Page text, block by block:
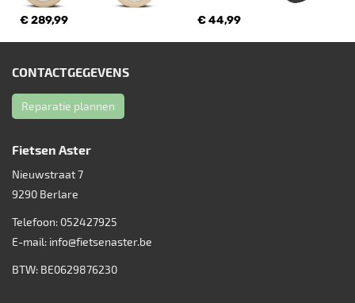
€ 289,99 € 44,99
CONTACTGEGEVENS
Reparatie plannen
Fietsen Aster
Nieuwstraat 7
9290 Berlare
Telefoon: 052427925
E-mail: info@fietsenaster.be
BTW: BE0629876230